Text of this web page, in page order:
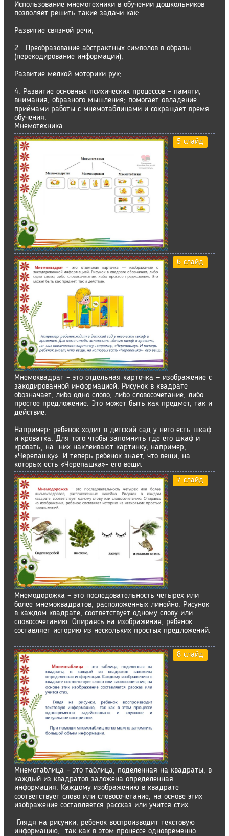
Использование мнемотехники в обучении дошкольников
позволяет решить такие задачи как:
Развитие связной речи;
2. Преобразование абстрактных символов в образы
(перекодирование информации);
Развитие мелкой моторики рук;
4. Развитие основных психических процессов – памяти,
внимания, образного мышления; помогает овладение
приёмами работы с мнемотаблицами и сокращает время
обучения.
Мнемотехника
5 слайд
6 слайд
Мнемоквадрат – это отдельная карточка — изображение с
закодированной информацией. Рисунок в квадрате
обозначает, либо одно слово, либо словосочетание, либо
простое предложение. Это может быть как предмет, так и
действие.
Например: ребенок ходит в детский сад у него есть шкаф
и кроватка. Для того чтобы запомнить где его шкаф и
кровать, на них наклеивают картинку, например,
«Черепашку». И теперь ребенок знает, что вещи, на
которых есть «Черепашка»- его вещи.
7 слайд
Мнемодорожка – это последовательность четырех или
более мнемоквадратов, расположенных линейно. Рисунок
в каждом квадрате, соответствует одному слову или
словосочетанию. Опираясь на изображения, ребенок
составляет историю из нескольких простых предложений.
8 слайд
Мнемотаблица – это таблица, поделенная на квадраты, в
каждый из квадратов заложена определенная
информация. Каждому изображению в квадрате
соответствует слово или словосочетание, на основе этих
изображение составляется рассказ или учится стих.
Глядя на рисунки, ребенок воспроизводит текстовую
информацию, так как в этом процессе одновременно